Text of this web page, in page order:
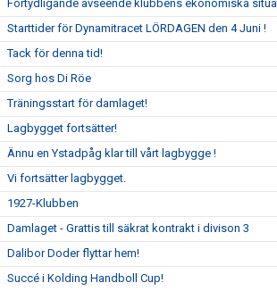
Förtydligande avseende klubbens ekonomiska
Starttider för Dynamitracet LÖRDAGEN den 4 Juni !
Tack för denna tid!
Sorg hos Di Röe
Träningsstart för damlaget!
Lagbygget fortsätter!
Ännu en Ystadpåg klar till vårt lagbygge !
Vi fortsätter lagbygget.
1927-Klubben
Damlaget - Grattis till säkrat kontrakt i divison 3
Dalibor Doder flyttar hem!
Succé i Kolding Handboll Cup!